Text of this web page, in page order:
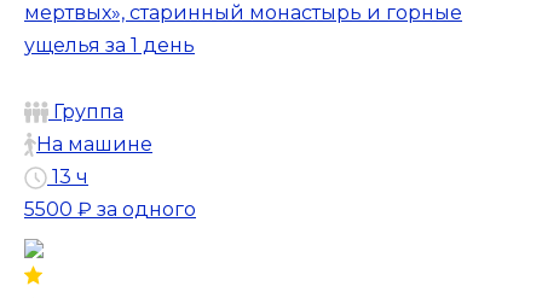
мертвых», старинный монастырь и горные
ущелья за 1 день
Группа
На машине
13 ч
5500 ₽ за одного